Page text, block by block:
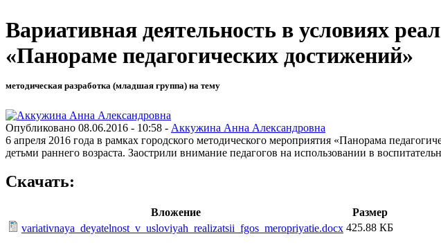
Вариативная деятельность в условиях
«Панораме педагогических достижений»
методическая разработка (младшая группа) на тему
Опубликовано 08.06.2016 - 10:58 - Аккужина Анна Александровна
6 апреля 2016 года в рамках городского методического мероприятия «Панорама
детьми раннего возраста. Заострили внимание педагогов на использовании в
Скачать:
Вложение
Размер
variativnaya_deyatelnost_v_usloviyah_realizatsii_fgos_meropriyatie.docx 425.88 КБ